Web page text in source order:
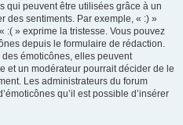
qui peuvent être utilisées grâce à un
des sentiments. Par exemple, « :) »
:( » exprime la tristesse. Vous pouvez
depuis le formulaire de rédaction.
émoticônes, elles peuvent
et un modérateur pourrait décider de le
Les administrateurs du forum
qu’il est possible d’insérer